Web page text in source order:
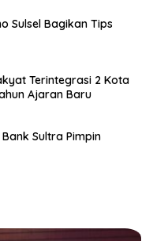
Sulsel Bagikan Tips
Terintegrasi 2 Kota
Ajaran Baru
Sultra Pimpin